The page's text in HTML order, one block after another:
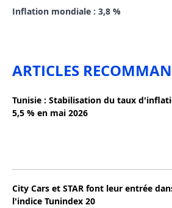
Inflation mondiale : 3,8 %
ARTICLES
Tunisie : Stabilisation du taux
5,5 % en mai 2026
City Cars et STAR font leur entrée
l'indice Tunindex 20